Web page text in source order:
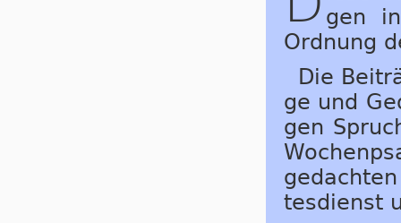
gen
Ord­nung
Die
ge und
gen
tes­dienst